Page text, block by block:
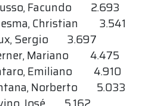
Facundo 2.693
Christian 3.541
Sergio 3.697
Mariano 4.475
Emiliano 4.910
Norberto 5.033